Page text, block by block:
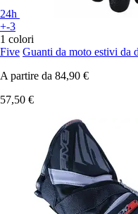
24h
+-3
1 colori
Five Guanti da moto estivi da
A partire da 84,90 €
57,50 €